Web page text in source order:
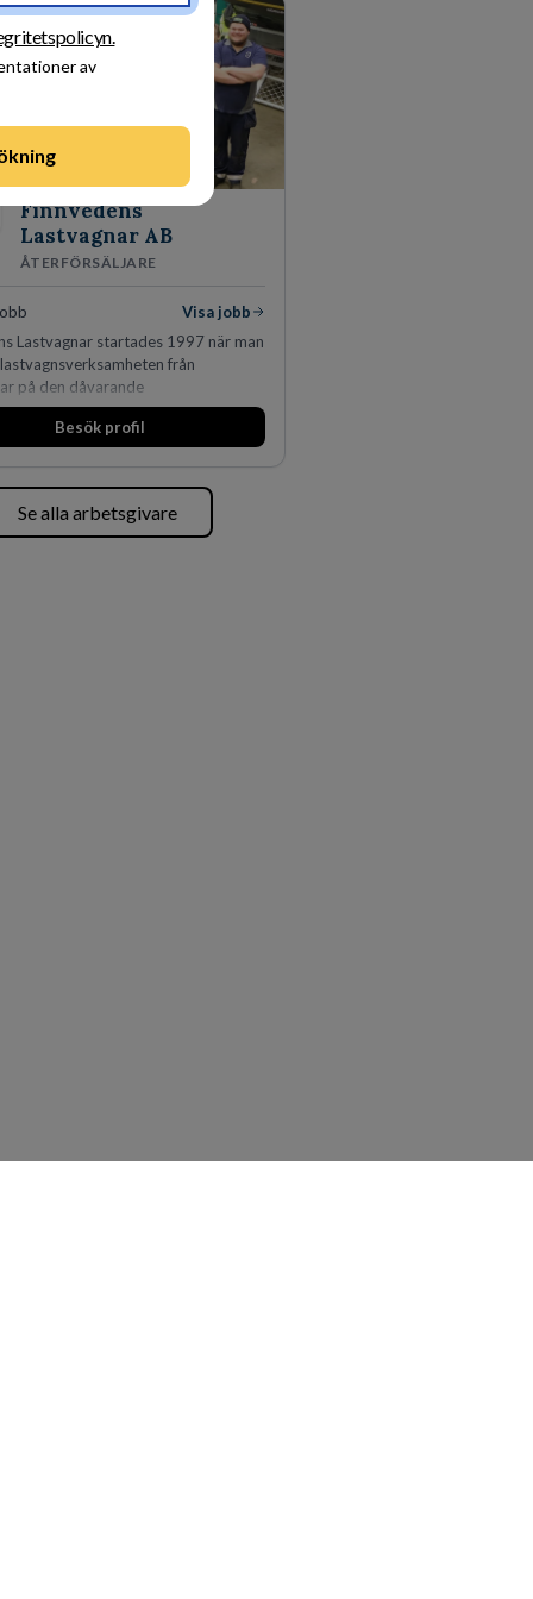
av
Finnvedens
Lastvagnar AB
ÅTERFÖRSÄLJARE
Visa jobb
Lastvagnar startades 1997 när man
från
på den dåvarande
i Värnamo. Sedan dess har
kraftigt genom ett antal
och finns representerade på 20
Sverige.
Besök profil
Se alla arbetsgivare